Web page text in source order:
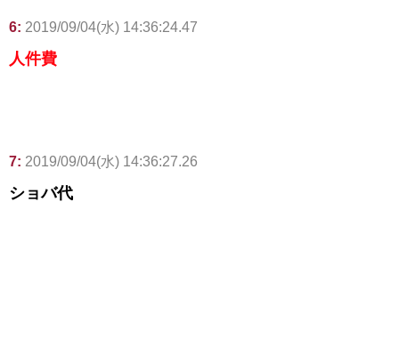
6: 2019/09/04(水) 14:36:24.47
人件費
7: 2019/09/04(水) 14:36:27.26
ショバ代